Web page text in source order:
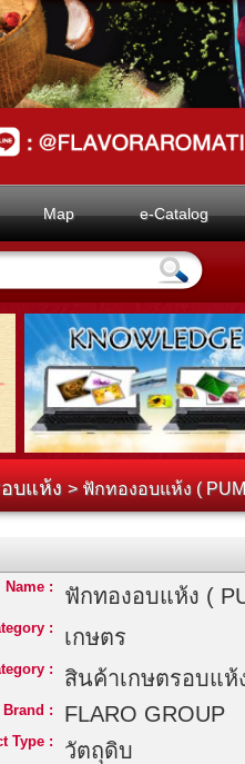
Map e-Catalog
อบแห้ง> ฟักทองอบแห้ง (
Name : ฟักทองอบแห้ง (
: เกษตร
: สินค้าเกษตรอบแห้
Brand : FLARO GROUP
Type :
วัตถุดิบ